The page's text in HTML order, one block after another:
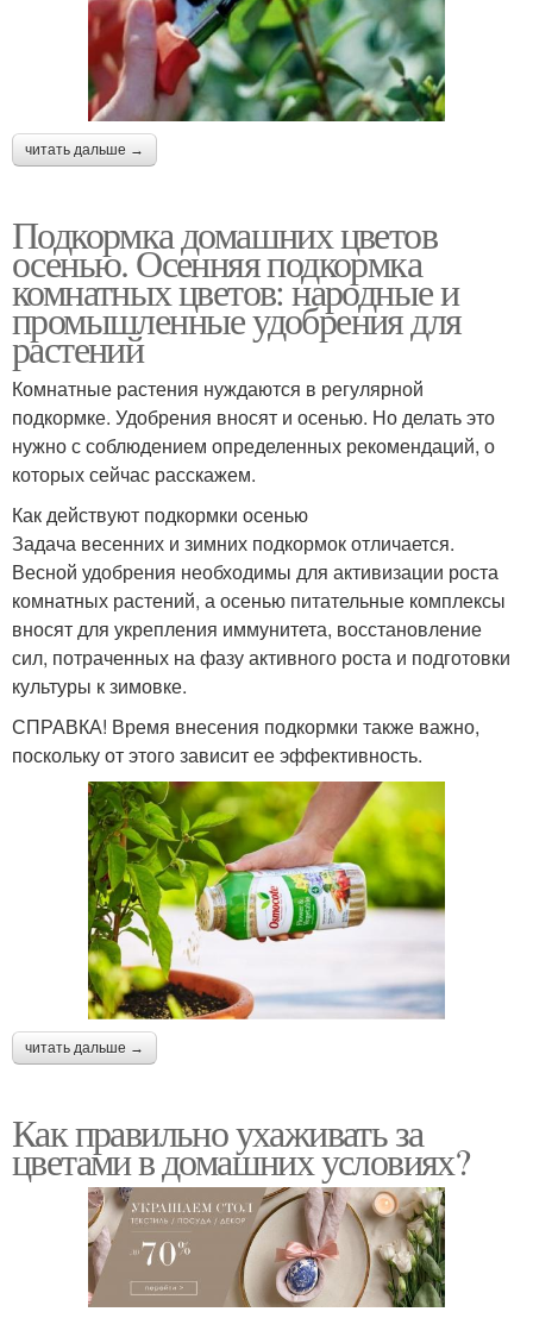
читать дальше →
Подкормка домашних цветов
осенью. Осенняя подкормка
комнатных цветов: народные и
промышленные удобрения для
растений
Комнатные растения нуждаются в регулярной
подкормке. Удобрения вносят и осенью. Но делать это
нужно с соблюдением определенных рекомендаций, о
которых сейчас расскажем.
Как действуют подкормки осенью
Задача весенних и зимних подкормок отличается.
Весной удобрения необходимы для активизации роста
комнатных растений, а осенью питательные комплексы
вносят для укрепления иммунитета, восстановление
сил, потраченных на фазу активного роста и подготовки
культуры к зимовке.
СПРАВКА! Время внесения подкормки также важно,
поскольку от этого зависит ее эффективность.
читать дальше →
Как правильно ухаживать за
цветами в домашних условиях?